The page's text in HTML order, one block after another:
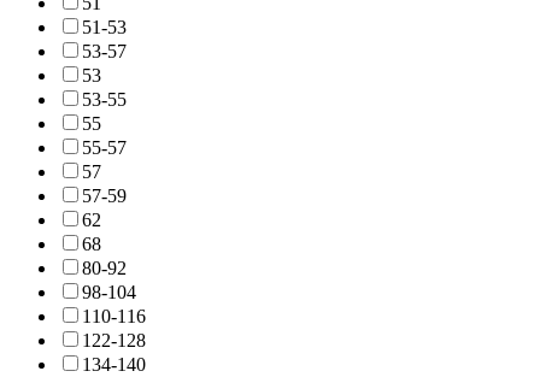
51-53
53-57
53
53-55
55
55-57
57
57-59
62
68
80-92
98-104
110-116
122-128
134-140